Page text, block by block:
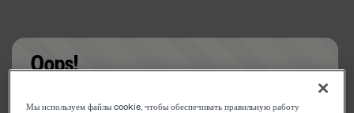
Oops!
Something went wrong. Please try refreshing the
Мы используем файлы cookie, чтобы обеспечивать правильную работу